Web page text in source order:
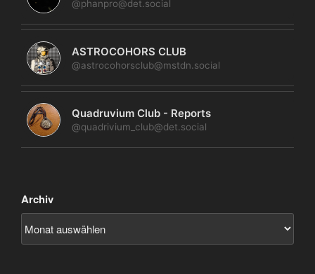
@phanpro@det.social
ASTROCOHORS CLUB
@astrocohorsclub@mstdn.social
Quadruvium Club - Reports
@quadrivium_club@det.social
Archiv